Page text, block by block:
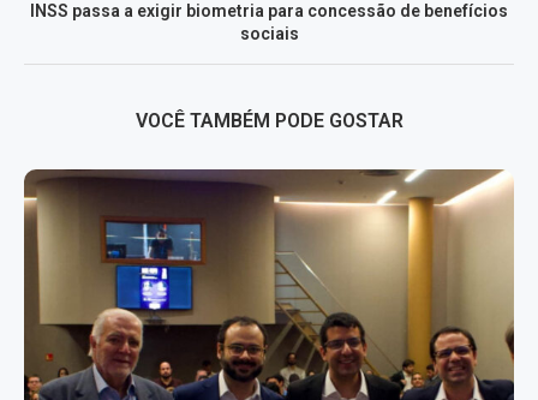
INSS passa a exigir biometria para concessão de benefícios
sociais
VOCÊ TAMBÉM PODE GOSTAR